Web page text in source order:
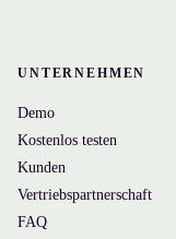
UNTERNEHMEN
Demo
Kostenlos testen
Kunden
Vertriebspartnerschaft
FAQ